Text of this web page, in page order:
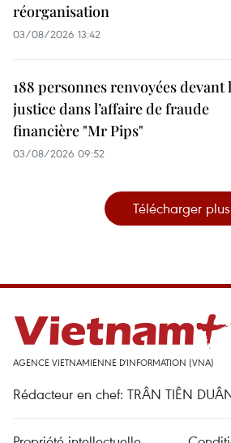
réorganisation
03/08/2026 13:42
188 personnes renvoyées devant
justice dans l’affaire de fraude
financière "Mr Pips"
03/08/2026 09:52
Télécharger plus
AGENCE VIETNAMIENNE D'INFORMATION (VNA)
Rédacteur en chef: TRÂN TIÊN